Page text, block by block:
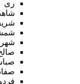
ری